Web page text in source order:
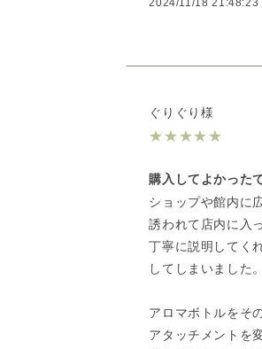
2024/11/18 21:48:23
ぐりぐり様
★★★★★
購入してよかった
ショップや館内に
誘われて店内に入
丁寧に説明してく
してしまいました。
アロマボトルをそ
アタッチメントを